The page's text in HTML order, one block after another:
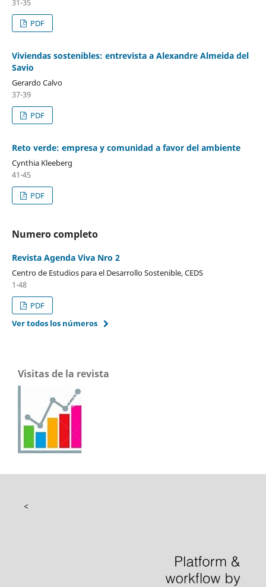
31-35
PDF
Viviendas sostenibles: entrevista a Alexandre Almeida del
Savio
Gerardo Calvo
37-39
PDF
Reto verde: empresa y comunidad a favor del ambiente
Cynthia Kleeberg
41-45
PDF
Numero completo
Revista Agenda Viva Nro 2
Centro de Estudios para el Desarrollo Sostenible, CEDS
1-48
PDF
Ver todos los números
Visitas de la revista
<